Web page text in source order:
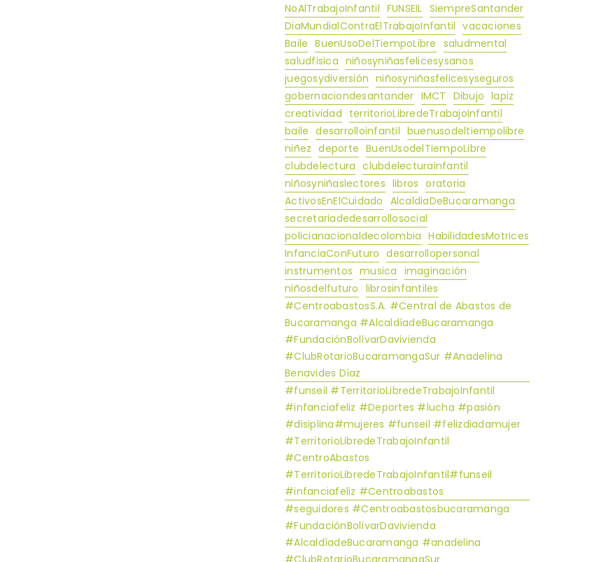
NoAlTrabajoInfantil FUNSEIL SiempreSantander
DiaMundialContraElTrabajoInfantil vacaciones
Baile BuenUsoDelTiempoLibre saludmental
saludfisica niñosyniñasfelicesysanos
juegosydiversión niñosyniñasfelicesyseguros
gobernaciondesantander IMCT Dibujo lapiz
creatividad territorioLibredeTrabajoInfantil
baile desarrolloinfantil buenusodeltiempolibre
niñez deporte BuenUsodelTiempoLibre
clubdelectura clubdelecturainfantil
niñosyniñaslectores libros oratoria
ActivosEnElCuidado AlcaldiaDeBucaramanga
secretariadedesarrollosocial
policianacionaldecolombia HabilidadesMotrices
InfanciaConFuturo desarrollopersonal
instrumentos musica imaginación
niñosdelfuturo librosinfantiles
#CentroabastosS.A. #Central de Abastos de
Bucaramanga #AlcaldíadeBucaramanga
#FundaciónBolívarDavivienda
#ClubRotarioBucaramangaSur #Anadelina
Benavides Díaz
#funseil #TerritorioLibredeTrabajoInfantil
#infanciafeliz #Deportes #lucha #pasión
#disiplina#mujeres #funseil #felizdiadamujer
#TerritorioLibredeTrabajoInfantil
#CentroAbastos​​​​​​​
#TerritorioLibredeTrabajoInfantil#funseil
#infanciafeliz #Centroabastos
#seguidores #Centroabastosbucaramanga
#FundaciónBolívarDavivienda
#AlcaldíadeBucaramanga #anadelina
#ClubRotarioBucaramangaSur